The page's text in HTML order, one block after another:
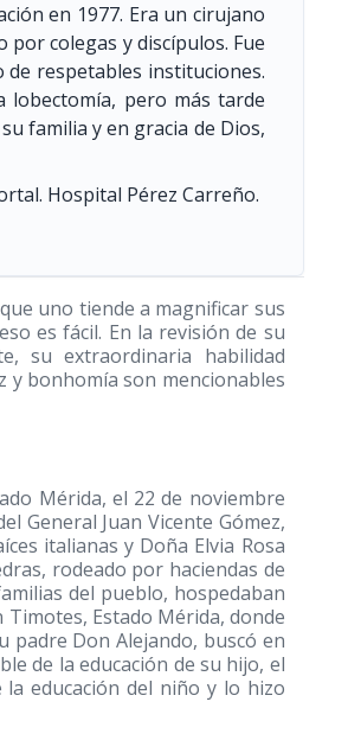
en 1977. Era un cirujano
colegas y discípulos. Fue
respetables instituciones.
lobectomía, pero más tarde
familia y en gracia de Dios,
Hospital Pérez Carreño.
uno tiende a magnificar sus
es fácil. En la revisión de su
su extraordinaria habilidad
y bonhomía son mencionables
Mérida, el 22 de noviembre
General Juan Vicente Gómez,
italianas y Doña Elvia Rosa
rodeado por haciendas de
del pueblo, hospedaban
Timotes, Estado Mérida, donde
padre Don Alejando, buscó en
de la educación de su hijo, el
educación del niño y lo hizo